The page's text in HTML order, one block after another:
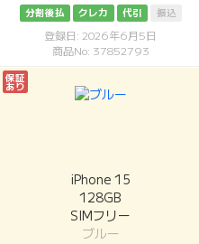
分割後払 クレカ 代引 振込
登録日: 2026年6月5日
商品No: 37852793
保証
あり
iPhone 15
128GB
SIMフリー
ブルー